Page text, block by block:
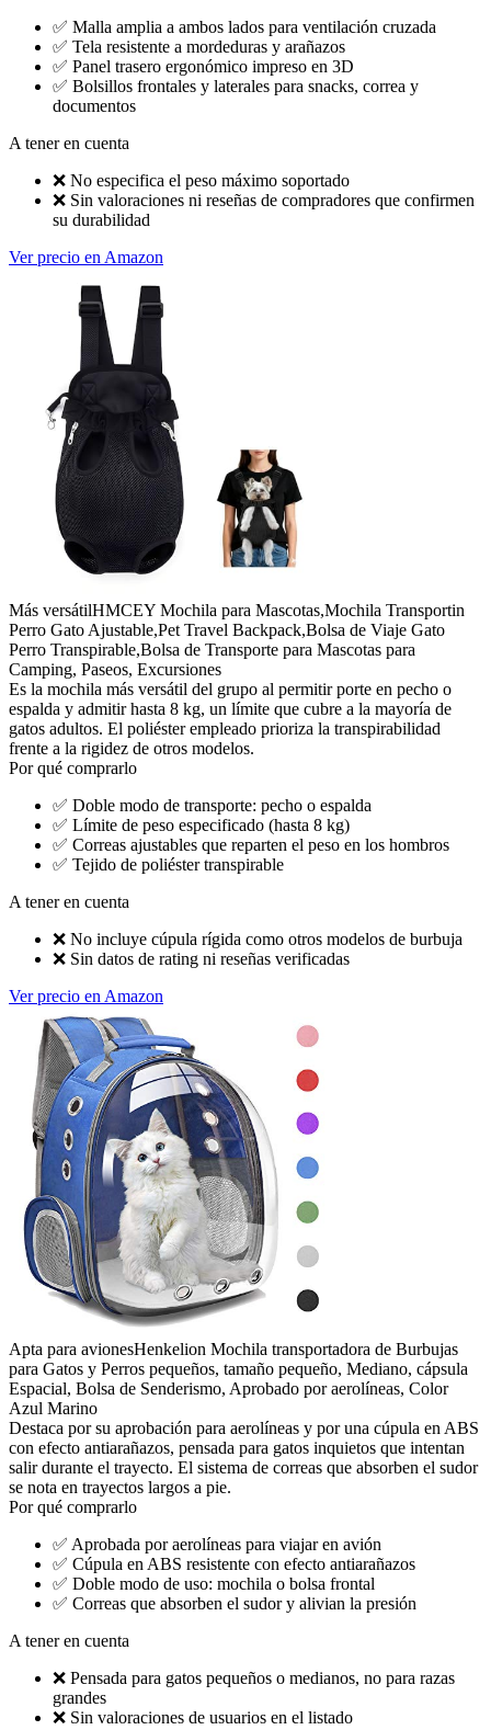
✅ Malla amplia a ambos lados para ventilación cruzada
✅ Tela resistente a mordeduras y arañazos
✅ Panel trasero ergonómico impreso en 3D
✅ Bolsillos frontales y laterales para snacks, correa y
documentos
A tener en cuenta
❌ No especifica el peso máximo soportado
❌ Sin valoraciones ni reseñas de compradores que confirmen
su durabilidad
Ver precio en Amazon
Más versátilHMCEY Mochila para Mascotas,Mochila Transportin
Perro Gato Ajustable,Pet Travel Backpack,Bolsa de Viaje Gato
Perro Transpirable,Bolsa de Transporte para Mascotas para
Camping, Paseos, Excursiones
Es la mochila más versátil del grupo al permitir porte en pecho o
espalda y admitir hasta 8 kg, un límite que cubre a la mayoría de
gatos adultos. El poliéster empleado prioriza la transpirabilidad
frente a la rigidez de otros modelos.
Por qué comprarlo
✅ Doble modo de transporte: pecho o espalda
✅ Límite de peso especificado (hasta 8 kg)
✅ Correas ajustables que reparten el peso en los hombros
✅ Tejido de poliéster transpirable
A tener en cuenta
❌ No incluye cúpula rígida como otros modelos de burbuja
❌ Sin datos de rating ni reseñas verificadas
Ver precio en Amazon
Apta para avionesHenkelion Mochila transportadora de Burbujas
para Gatos y Perros pequeños, tamaño pequeño, Mediano, cápsula
Espacial, Bolsa de Senderismo, Aprobado por aerolíneas, Color
Azul Marino
Destaca por su aprobación para aerolíneas y por una cúpula en ABS
con efecto antiarañazos, pensada para gatos inquietos que intentan
salir durante el trayecto. El sistema de correas que absorben el sudor
se nota en trayectos largos a pie.
Por qué comprarlo
✅ Aprobada por aerolíneas para viajar en avión
✅ Cúpula en ABS resistente con efecto antiarañazos
✅ Doble modo de uso: mochila o bolsa frontal
✅ Correas que absorben el sudor y alivian la presión
A tener en cuenta
❌ Pensada para gatos pequeños o medianos, no para razas
grandes
❌ Sin valoraciones de usuarios en el listado